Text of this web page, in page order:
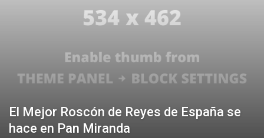
El Mejor Roscón de Reyes de España se
hace en Pan Miranda